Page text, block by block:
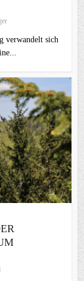
verwandelt sich